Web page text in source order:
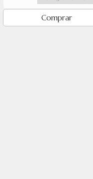
Comprar